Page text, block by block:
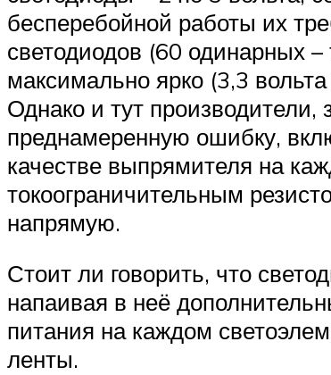
бесперебойной работы их
светодиодов (60 одинарных
максимально ярко (3,3
Однако и тут
преднамеренную ошибку,
качестве выпрямителя на
токоограничительным
напрямую.
Стоит ли говорить, что
напаивая в неё
питания на каждом
ленты.